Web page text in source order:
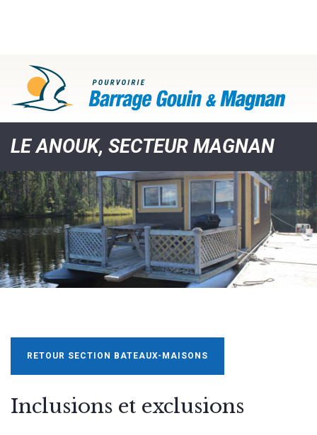
LE ANOUK, SECTEUR MAGNAN
RETOUR SECTION BATEAUX-MAISONS
Inclusions et exclusions